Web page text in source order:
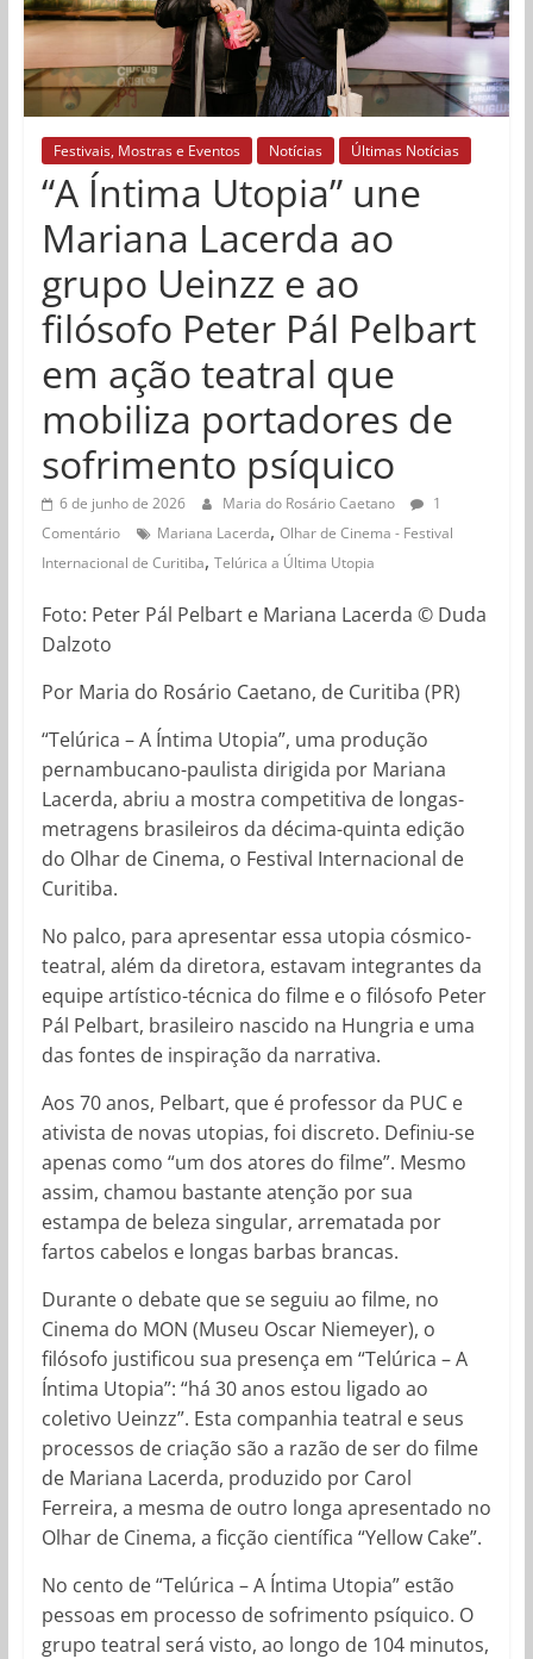
Festivais, Mostras e Eventos Notícias Últimas Notícias
“A Íntima Utopia” une
Mariana Lacerda ao
grupo Ueinzz e ao
filósofo Peter Pál Pelbart
em ação teatral que
mobiliza portadores de
sofrimento psíquico
6 de junho de 2026 Maria do Rosário Caetano
1
Comentário
Mariana Lacerda, Olhar de Cinema - Festival
Internacional de Curitiba, Telúrica a Última Utopia
Foto: Peter Pál Pelbart e Mariana Lacerda © Duda
Dalzoto
Por Maria do Rosário Caetano, de Curitiba (PR)
“Telúrica – A Íntima Utopia”, uma produção
pernambucano-paulista dirigida por Mariana
Lacerda, abriu a mostra competitiva de longas-
metragens brasileiros da décima-quinta edição
do Olhar de Cinema, o Festival Internacional de
Curitiba.
No palco, para apresentar essa utopia cósmico-
teatral, além da diretora, estavam integrantes da
equipe artístico-técnica do filme e o filósofo Peter
Pál Pelbart, brasileiro nascido na Hungria e uma
das fontes de inspiração da narrativa.
Aos 70 anos, Pelbart, que é professor da PUC e
ativista de novas utopias, foi discreto. Definiu-se
apenas como “um dos atores do filme”. Mesmo
assim, chamou bastante atenção por sua
estampa de beleza singular, arrematada por
fartos cabelos e longas barbas brancas.
Durante o debate que se seguiu ao filme, no
Cinema do MON (Museu Oscar Niemeyer), o
filósofo justificou sua presença em “Telúrica – A
Íntima Utopia”: “há 30 anos estou ligado ao
coletivo Ueinzz”. Esta companhia teatral e seus
processos de criação são a razão de ser do filme
de Mariana Lacerda, produzido por Carol
Ferreira, a mesma de outro longa apresentado no
Olhar de Cinema, a ficção científica “Yellow Cake”.
No cento de “Telúrica – A Íntima Utopia” estão
pessoas em processo de sofrimento psíquico. O
grupo teatral será visto, ao longo de 104 minutos,